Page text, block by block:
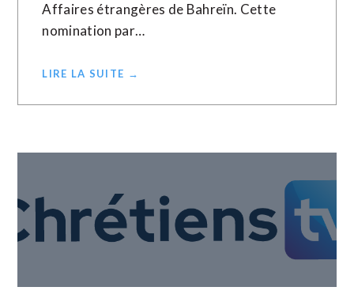
Affaires étrangères de Bahreïn. Cette
nomination par…
LIRE LA SUITE →